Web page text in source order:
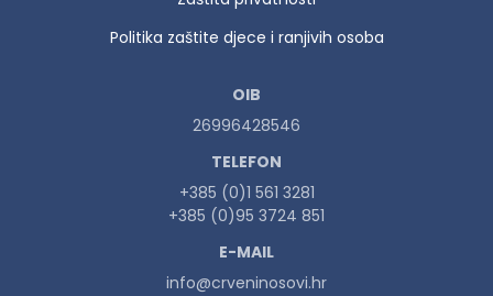
Politika zaštite djece i ranjivih osoba
OIB
26996428546
TELEFON
+385 (0)1 561 3281
+385 (0)95 3724 851
E-MAIL
info@crveninosovi.hr